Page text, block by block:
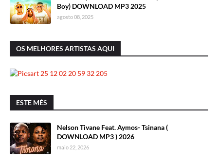
Boy) DOWNLOAD MP3 2025
agosto 08, 2025
OS MELHORES ARTISTAS AQUI
ESTE MÊS
Nelson Tivane Feat. Aymos- Tsinana (
DOWNLOAD MP3 ) 2026
maio 22, 2026